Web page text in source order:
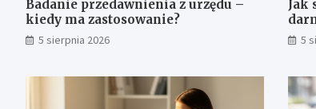
Badanie przedawnienia z urzędu –
kiedy ma zastosowanie?
5 sierpnia 2026
Jak
5